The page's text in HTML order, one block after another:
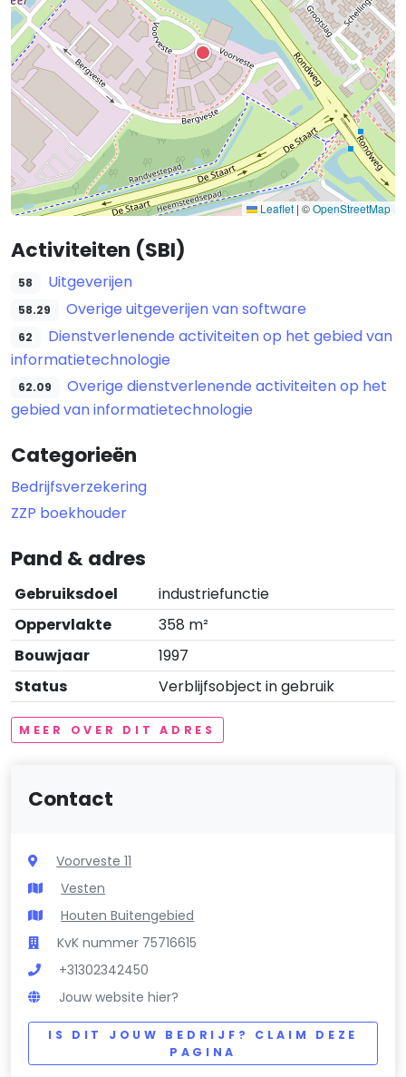
Leaflet | ©OpenStreetMap
Activiteiten (SBI)
58 Uitgeverijen
58.29 Overige uitgeverijen van software
62
Dienstverlenende activiteiten op het gebied van
informatietechnologie
62.09
Overige dienstverlenende activiteiten op het
gebied van informatietechnologie
Categorieën
Bedrijfsverzekering
ZZP boekhouder
Pand & adres
Gebruiksdoel
industriefunctie
Oppervlakte
358 m²
Bouwjaar
1997
Status
Verblijfsobject in gebruik
MEER OVER DIT ADRES
Contact
Voorveste 11
Vesten
Houten Buitengebied
KvK nummer 75716615
+31302342450
Jouw website hier?
IS DIT JOUW BEDRIJF? CLAIM DEZE
PAGINA